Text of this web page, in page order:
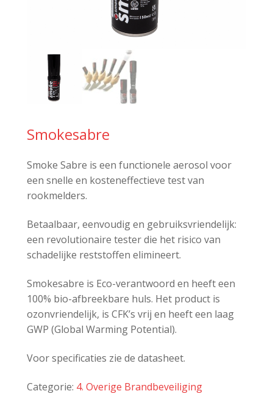
Smokesabre
Smoke Sabre is een functionele aerosol voor
een snelle en kosteneffectieve test van
rookmelders.
Betaalbaar, eenvoudig en gebruiksvriendelijk:
een revolutionaire tester die het risico van
schadelijke reststoffen elimineert.
Smokesabre is Eco-verantwoord en heeft een
100% bio-afbreekbare huls. Het product is
ozonvriendelijk, is CFK’s vrij en heeft een laag
GWP (Global Warming Potential).
Voor specificaties zie de datasheet.
Categorie: 4. Overige Brandbeveiliging